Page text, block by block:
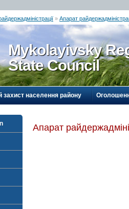
» Апарат
Mykolayivsky
State Council
захист населення району
Апарат